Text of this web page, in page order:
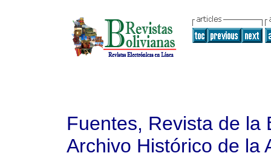
Fuentes, Revista de la
Archivo Histórico de la